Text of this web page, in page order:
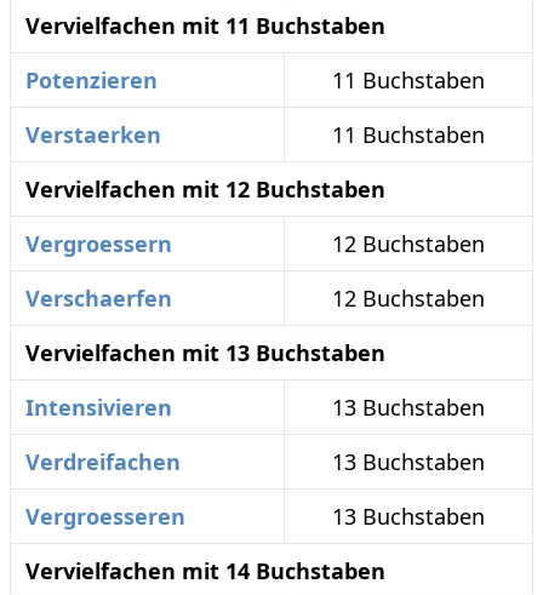
Vervielfachen mit 11 Buchstaben
Potenzieren
11 Buchstaben
Verstaerken
11 Buchstaben
Vervielfachen mit 12 Buchstaben
Vergroessern
12 Buchstaben
Verschaerfen
12 Buchstaben
Vervielfachen mit 13 Buchstaben
Intensivieren
13 Buchstaben
Verdreifachen
13 Buchstaben
Vergroesseren
13 Buchstaben
Vervielfachen mit 14 Buchstaben